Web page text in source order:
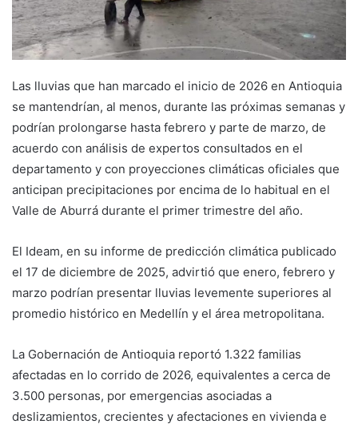
Las lluvias que han marcado el inicio de 2026 en Antioquia
se mantendrían, al menos, durante las próximas semanas y
podrían prolongarse hasta febrero y parte de marzo, de
acuerdo con análisis de expertos consultados en el
departamento y con proyecciones climáticas oficiales que
anticipan precipitaciones por encima de lo habitual en el
Valle de Aburrá durante el primer trimestre del año.
El Ideam, en su informe de predicción climática publicado
el 17 de diciembre de 2025, advirtió que enero, febrero y
marzo podrían presentar lluvias levemente superiores al
promedio histórico en Medellín y el área metropolitana.
La Gobernación de Antioquia reportó 1.322 familias
afectadas en lo corrido de 2026, equivalentes a cerca de
3.500 personas, por emergencias asociadas a
deslizamientos, crecientes y afectaciones en vivienda e